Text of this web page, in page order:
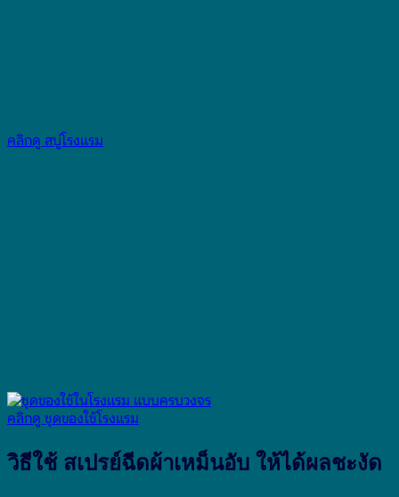
คลิกดู สบู่โรงแรม
คลิกดู ชุดของใช้โรงแรม
วิธีใช้ สเปรย์ฉีดผ้าเหม็นอับ ให้ได้ผลชะงัด